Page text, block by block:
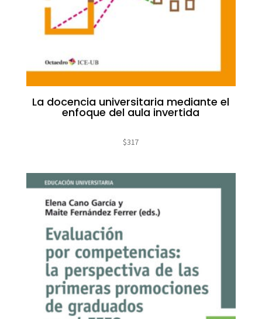
La docencia universitaria mediante el
enfoque del aula invertida
$317